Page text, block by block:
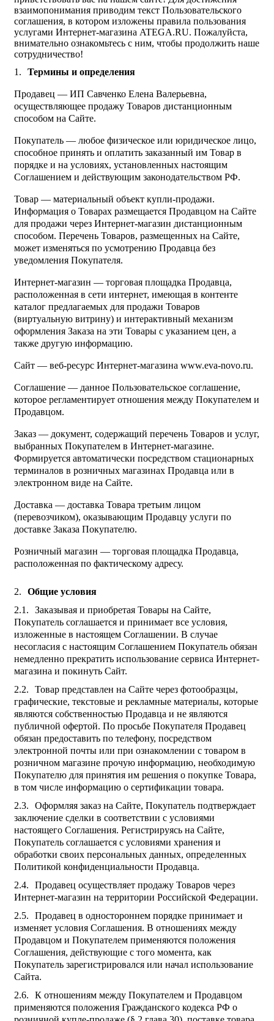
взаимопонимания приводим текст Пользовательского
соглашения, в котором изложены правила пользования
услугами Интернет-магазина ATEGA.RU. Пожалуйста,
внимательно ознакомьтесь с ним, чтобы продолжить наше
сотрудничество!
Термины и определения
Продавец — ИП Савченко Елена Валерьевна,
осуществляющее продажу Товаров дистанционным
способом на Сайте.
Покупатель — любое физическое или юридическое лицо,
способное принять и оплатить заказанный им Товар в
порядке и на условиях, установленных настоящим
Соглашением и действующим законодательством РФ.
Товар — материальный объект купли-продажи.
Информация о Товарах размещается Продавцом на Сайте
для продажи через Интернет-магазин дистанционным
способом. Перечень Товаров, размещенных на Сайте,
может изменяться по усмотрению Продавца без
уведомления Покупателя.
Интернет-магазин — торговая площадка Продавца,
расположенная в сети интернет, имеющая в контенте
каталог предлагаемых для продажи Товаров
(виртуальную витрину) и интерактивный механизм
оформления Заказа на эти Товары с указанием цен, а
также другую информацию.
Сайт — веб-ресурс Интернет-магазина www.eva-novo.ru.
Соглашение — данное Пользовательское соглашение,
которое регламентирует отношения между Покупателем и
Продавцом.
Заказ — документ, содержащий перечень Товаров и услуг,
выбранных Покупателем в Интернет-магазине.
Формируется автоматически посредством стационарных
терминалов в розничных магазинах Продавца или в
электронном виде на Сайте.
Доставка — доставка Товара третьим лицом
(перевозчиком), оказывающим Продавцу услуги по
доставке Заказа Покупателю.
Розничный магазин — торговая площадка Продавца,
расположенная по фактическому адресу.
Общие условия
Заказывая и приобретая Товары на Сайте,
Покупатель соглашается и принимает все условия,
изложенные в настоящем Соглашении. В случае
несогласия с настоящим Соглашением Покупатель обязан
немедленно прекратить использование сервиса Интернет-
магазина и покинуть Сайт.
Товар представлен на Сайте через фотообразцы,
графические, текстовые и рекламные материалы, которые
являются собственностью Продавца и не являются
публичной офертой. По просьбе Покупателя Продавец
обязан предоставить по телефону, посредством
электронной почты или при ознакомлении с товаром в
розничном магазине прочую информацию, необходимую
Покупателю для принятия им решения о покупке Товара,
в том числе информацию о сертификации товара.
Оформляя заказ на Сайте, Покупатель подтверждает
заключение сделки в соответствии с условиями
настоящего Соглашения. Регистрируясь на Сайте,
Покупатель соглашается с условиями хранения и
обработки своих персональных данных, определенных
Политикой конфиденциальности Продавца.
Продавец осуществляет продажу Товаров через
Интернет-магазин на территории Российской Федерации.
Продавец в одностороннем порядке принимает и
изменяет условия Соглашения. В отношениях между
Продавцом и Покупателем применяются положения
Соглашения, действующие с того момента, как
Покупатель зарегистрировался или начал использование
Сайта.
К отношениям между Покупателем и Продавцом
применяются положения Гражданского кодекса РФ о